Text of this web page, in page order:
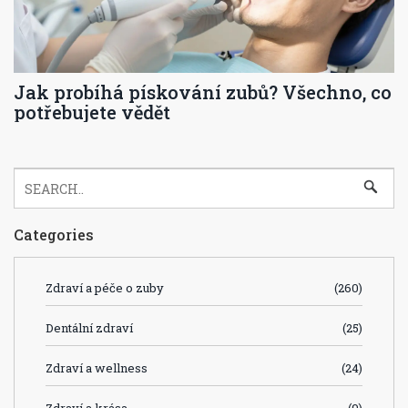
Jak probíhá pískování zubů? Všechno, co
potřebujete vědět
Categories
Zdraví a péče o zuby (260)
Dentální zdraví (25)
Zdraví a wellness (24)